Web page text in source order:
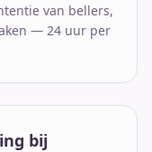
van bellers,
— 24 uur per
bij